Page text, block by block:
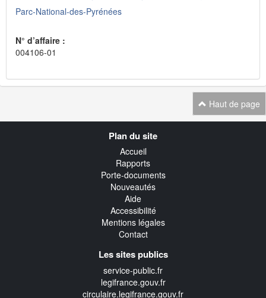
Parc-National-des-Pyrénées
N° d’affaire :
004106-01
Haut de page
Plan du site
Accueil
Rapports
Porte-documents
Nouveautés
Aide
Accessibilité
Mentions légales
Contact
Les sites publics
service-public.fr
legifrance.gouv.fr
circulaire.legifrance.gouv.fr